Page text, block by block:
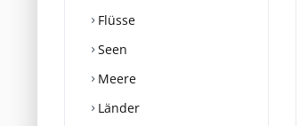
Flüsse
Seen
Meere
Länder